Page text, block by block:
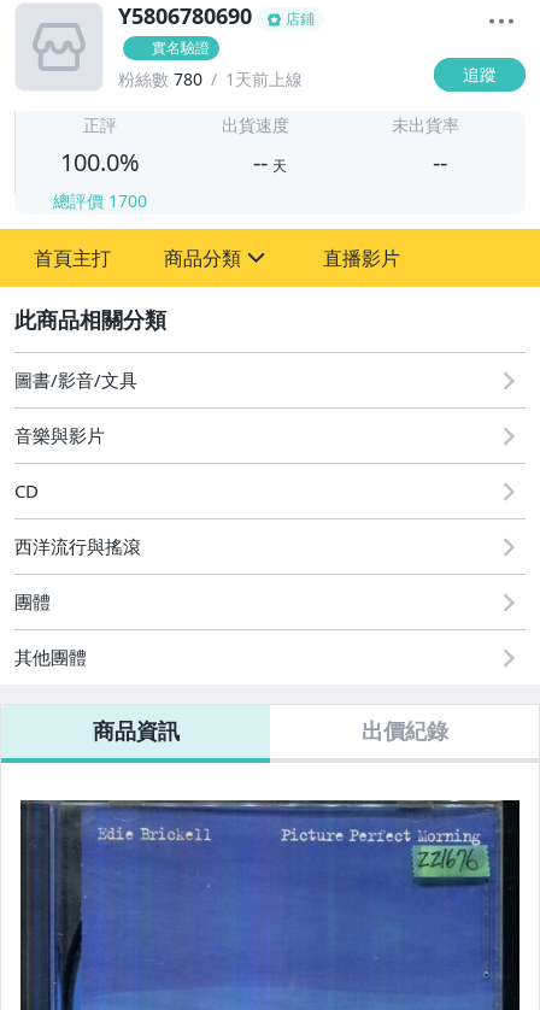
Y5806780690
店鋪
實名驗證
粉絲數 780 1天前上線 追蹤
正評
100.0%
總評價 1700
出貨速度
-- 天
未出貨率
--
首頁主打 商品分類
其它
直播影片
圖書/影音/文具
音樂與影片
CD
西洋流行與搖滾
團體
其他團體
商品資訊 出價紀錄